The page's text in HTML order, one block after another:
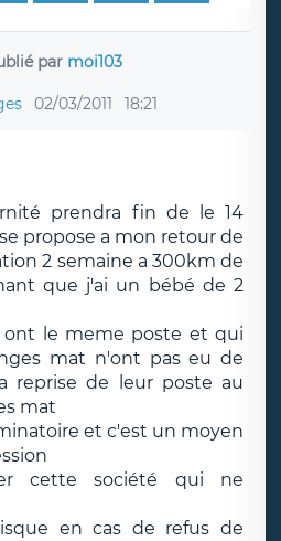
par moi103
02/03/2011 18:21
prendra fin de le 14
propose a mon retour de
2 semaine a 300km de
que j'ai un bébé de 2
ont le meme poste et qui
mat n'ont pas eu de
reprise de leur poste au
mat
et c'est un moyen
cette société qui ne
en cas de refus de